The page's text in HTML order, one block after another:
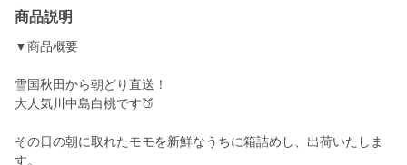
商品説明
▼商品概要
雪国秋田から朝どり直送！
大人気川中島白桃です🍑
その日の朝に取れたモモを新鮮なうちに箱詰めし、出荷いたしま
す。